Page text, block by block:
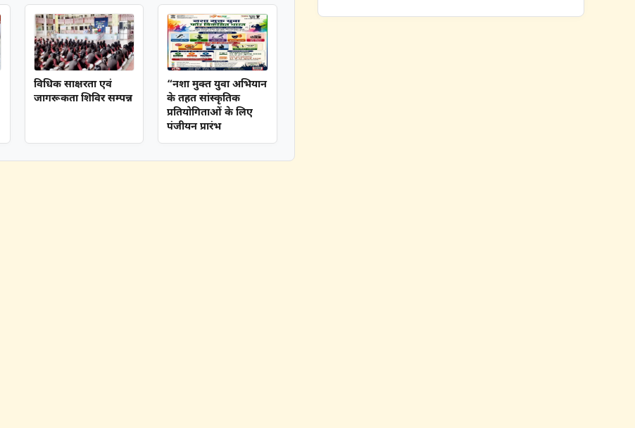
विधिक साक्षरता एवं
जागरूकता शिविर सम्पन्न
“नशा मुक्त युवा अभियान
के तहत सांस्कृतिक
प्रतियोगिताओं के लिए
पंजीयन प्रारंभ